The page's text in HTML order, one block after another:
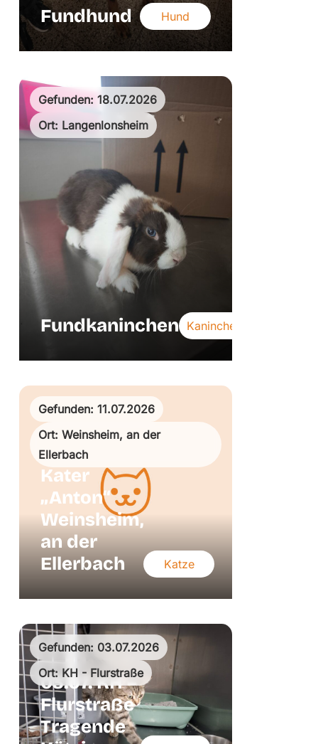
Fundhund Hund
Gefunden: 18.07.2026
Ort: Langenlonsheim
Fundkaninchen Kaninchen
Gefunden: 11.07.2026
Ort: Weinsheim, an der
Ellerbach
Kater
„Anton“
Weinsheim,
an der
Ellerbach
Katze
Gefunden: 03.07.2026
Ort: KH - Flurstraße
03.07. KH –
Flurstraße
Tragende